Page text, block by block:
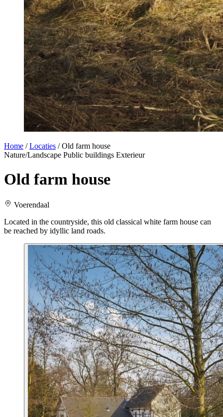
Home / Locaties / Old farm house
Nature/Landscape Public buildings Exterieur
Old farm house
Voerendaal
Located in the countryside, this old classical white farm house can
be reached by idyllic land roads.